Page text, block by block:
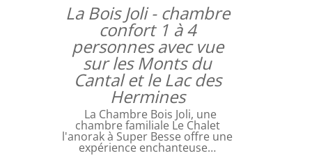
La Bois Joli - chambre
confort 1 à 4
personnes avec vue
sur les Monts du
Cantal et le Lac des
Hermines
La Chambre Bois Joli, une
chambre familiale Le Chalet
l'anorak à Super Besse offre une
expérience enchanteuse…